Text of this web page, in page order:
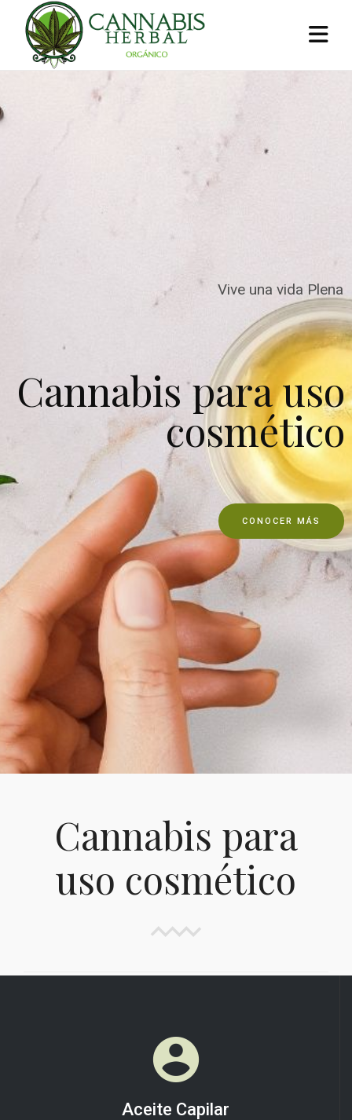
Vive una vida Plena
Cannabis para uso
cosmético
CONOCER MÁS
Cannabis para
uso cosmético
Aceite Capilar